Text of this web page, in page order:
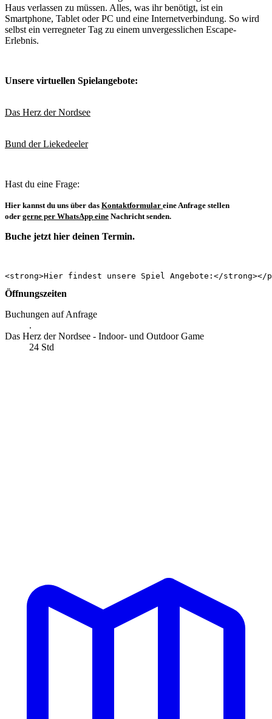
Haus verlassen zu müssen. Alles, was ihr benötigt, ist ein
Smartphone, Tablet oder PC und eine Internetverbindung. So wird
selbst ein verregneter Tag zu einem unvergesslichen Escape-
Erlebnis.
Unsere virtuellen Spielangebote:
Das Herz der Nordsee
Bund der Liekedeeler
Hast du eine Frage:
Hier kannst du uns über das Kontaktformular eine Anfrage stellen
oder gerne per WhatsApp eine Nachricht senden.
Buche jetzt hier deinen Termin.
Öffnungszeiten
Buchungen auf Anfrage
.
Das Herz der Nordsee - Indoor- und Outdoor Game
24 Std